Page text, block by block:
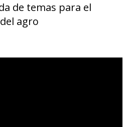
de temas para el
agro